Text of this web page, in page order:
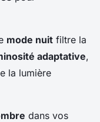
mode nuit filtre la
adaptative,
la lumière
dans vos